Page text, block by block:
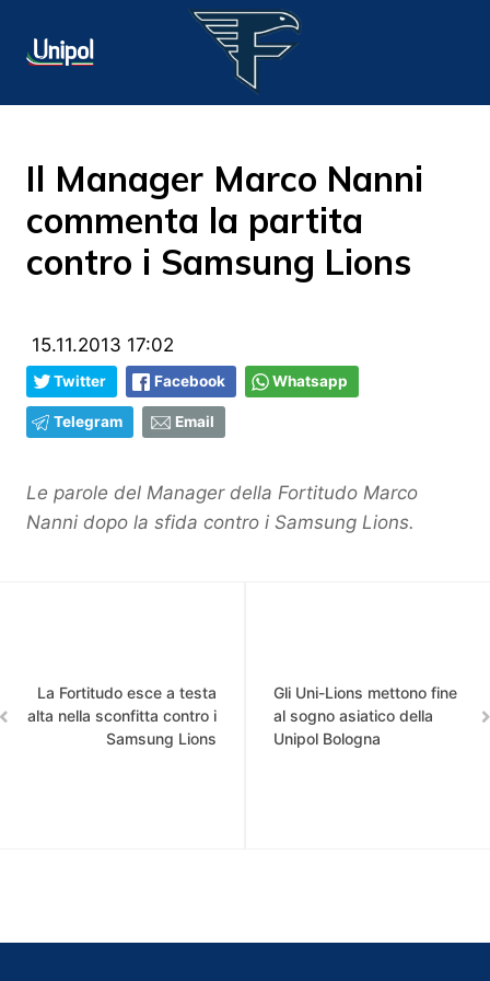
Il Manager Marco Nanni
commenta la partita
contro i Samsung Lions
15.11.2013 17:02
Twitter Facebook Whatsapp
Telegram Email
Le parole del Manager della Fortitudo Marco
Nanni dopo la sfida contro i Samsung Lions.
La Fortitudo esce a testa
alta nella sconfitta contro i
Samsung Lions
Gli Uni-Lions mettono fine
al sogno asiatico della
Unipol Bologna